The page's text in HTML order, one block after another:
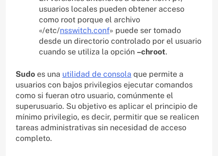
usuarios locales pueden obtener acceso
como root porque el archivo
«/etc/nsswitch.conf» puede ser tomado
desde un directorio controlado por el usuario
cuando se utiliza la opción –chroot.
Sudo es una utilidad de consola que permite a
usuarios con bajos privilegios ejecutar comandos
como si fueran otro usuario, comúnmente el
superusuario. Su objetivo es aplicar el principio de
mínimo privilegio, es decir, permitir que se realicen
tareas administrativas sin necesidad de acceso
completo.